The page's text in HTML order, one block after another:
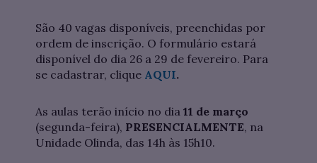
São 40 vagas disponíveis, preenchidas por
ordem de inscrição. O formulário estará
disponível do dia 26 a 29 de fevereiro. Para
se cadastrar, clique AQUI.
As aulas terão início no dia 11 de março
(segunda-feira), PRESENCIALMENTE, na
Unidade Olinda, das 14h às 15h10.